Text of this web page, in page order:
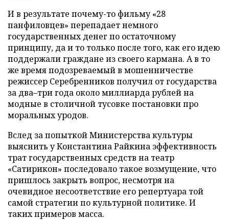
И в результате почему-то фильму «28
панфиловцев» перепадает немного
государственных денег по остаточному
принципу, да и то только после того, как его идею
поддержали граждане из своего кармана. А в то
же время подозреваемый в мошенничестве
режиссер Серебренников получил от государства
за два–три года около миллиарда рублей на
модные в столичной тусовке постановки про
моральных уродов.
Вслед за попыткой Министерства культуры
выяснить у Константина Райкина эффективность
трат государственных средств на театр
«Сатирикон» последовало такое возмущение, что
пришлось закрыть вопрос, несмотря на
очевидное несоответствие его репертуара той
самой стратегии по культурной политике. И
таких примеров масса.